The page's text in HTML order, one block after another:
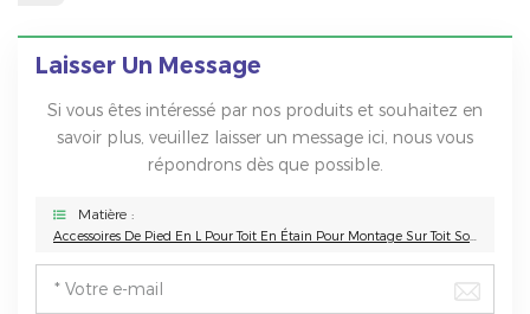
Laisser Un Message
Si vous êtes intéressé par nos produits et souhaitez en
savoir plus, veuillez laisser un message ici, nous vous
répondrons dès que possible.
Matière :
Accessoires De Pied En L Pour Toit En Étain Pour Montage Sur Toit Solaire